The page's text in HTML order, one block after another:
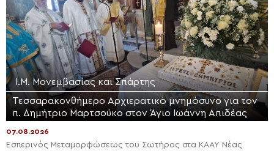
Ι.Μ. Μονεμβασίας και Σπάρτης
Τεσσαρακονθήμερο Αρχιερατικό μνημόσυνο για τον
π. Δημήτριο Μαρτσούκο στον Άγιο Ιωάννη Απιδέας
07.08.2026
Εσπερινός Μεταμορφώσεως του Σωτήρος στα ΚΑΑΥ Νέας